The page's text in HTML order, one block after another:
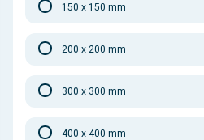
150 x 150 mm
200 x 200 mm
300 x 300 mm
400 x 400 mm